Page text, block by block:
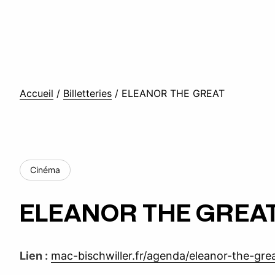
Accueil / Billetteries / ELEANOR THE GREAT
Cinéma
ELEANOR THE
Lien : mac-bischwiller.fr/agenda/eleanor-the-